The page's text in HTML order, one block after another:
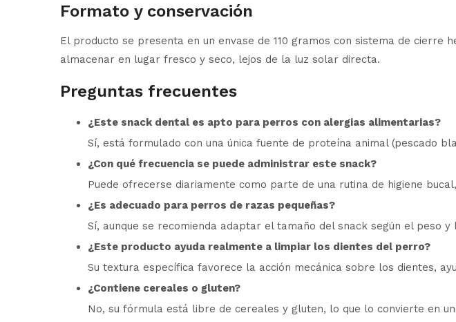
Formato y conservación
El producto se presenta en un envase de 110 gramos con sistema de
almacenar en lugar fresco y seco, lejos de la luz solar directa.
Preguntas frecuentes
¿Este snack dental es apto para perros con alergias alimentarias?
Sí, está formulado con una única fuente de proteína animal (pescado
¿Con qué frecuencia se puede administrar este snack?
Puede ofrecerse diariamente como parte de una rutina de higiene
¿Es adecuado para perros de razas pequeñas?
Sí, aunque se recomienda adaptar el tamaño del snack según el peso
¿Este producto ayuda realmente a limpiar los dientes del perro?
Su textura específica favorece la acción mecánica sobre los dientes,
¿Contiene cereales o gluten?
No, su fórmula está libre de cereales y gluten, lo que lo convierte en